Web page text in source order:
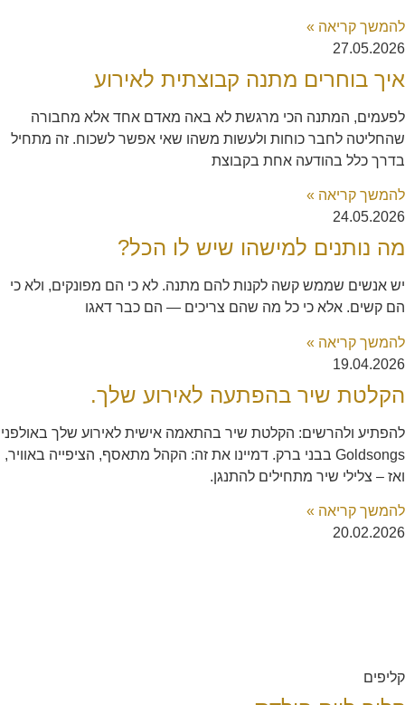
להמשך קריאה »
27.05.2026
איך בוחרים מתנה קבוצתית לאירוע
לפעמים, המתנה הכי מרגשת לא באה מאדם אחד אלא מחבורה
שהחליטה לחבר כוחות ולעשות משהו שאי אפשר לשכוח. זה מתחיל
בדרך כלל בהודעה אחת בקבוצת
להמשך קריאה »
24.05.2026
מה נותנים למישהו שיש לו הכל?
יש אנשים שממש קשה לקנות להם מתנה. לא כי הם מפונקים, ולא כי
הם קשים. אלא כי כל מה שהם צריכים — הם כבר דאגו
להמשך קריאה »
19.04.2026
הקלטת שיר בהפתעה לאירוע שלך.
להפתיע ולהרשים: הקלטת שיר בהתאמה אישית לאירוע שלך באולפני
Goldsongs בבני ברק. דמיינו את זה: הקהל מתאסף, הציפייה באוויר,
ואז – צלילי שיר מתחילים להתנגן.
להמשך קריאה »
20.02.2026
קליפים